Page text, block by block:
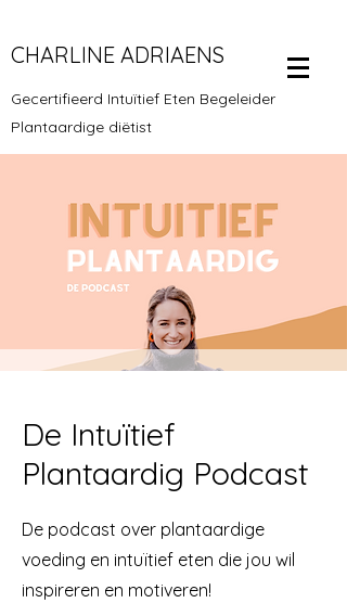
CHARLINE ADRIAENS
Gecertifieerd Intuïtief Eten Begeleider
Plantaardige diëtist
De Intuïtief
Plantaardig Podcast
De podcast over plantaardige
voeding en intuïtief eten die jou wil
inspireren en motiveren!